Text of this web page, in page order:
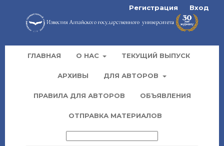
ГЛАВНАЯ О НАС ТЕКУЩИЙ ВЫПУСК
АРХИВЫ ДЛЯ АВТОРОВ
ПРАВИЛА ДЛЯ АВТОРОВ ОБЪЯВЛЕНИЯ
ОТПРАВКА МАТЕРИАЛОВ
Регистрация Вход